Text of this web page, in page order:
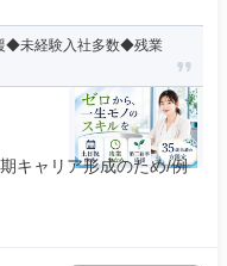
◆未経験入社多数◆残業
キャリア形成のため/例